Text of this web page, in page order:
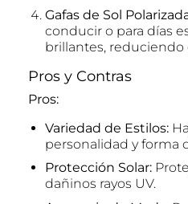
Gafas de Sol
conducir o para días
brillantes,
Pros y Contras
Pros:
Variedad de Estilos:
personalidad y forma
Protección Solar:
dañinos rayos UV.